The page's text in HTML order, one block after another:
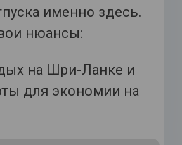
именно здесь.
нюансы: